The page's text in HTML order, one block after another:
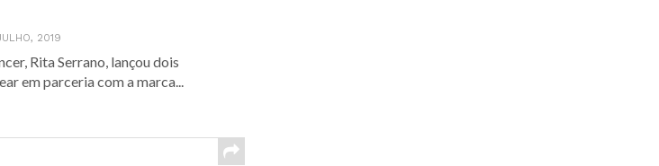
2019
Rita Serrano, lançou dois
em parceria com a marca...